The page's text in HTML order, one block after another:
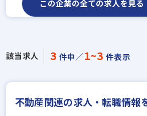
この企業の全ての求人を見
該当求人 3 件中／1~3 件表示
不動産関連の求人・転職情報